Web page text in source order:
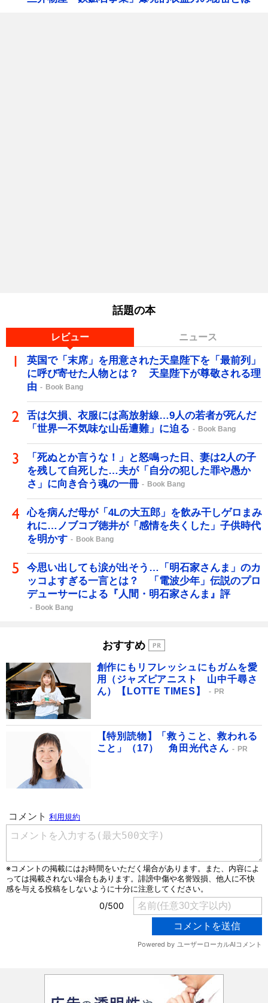
話題の本
レビュー ニュース
英国で「末席」を用意された天皇陛下を「最前列」
に呼び寄せた人物とは？ 天皇陛下が尊敬される理
由
Book Bang
舌は欠損、衣服には高放射線…9人の若者が死んだ
「世界一不気味な山岳遭難」に迫る
Book Bang
「死ぬとか言うな！」と怒鳴った日、妻は2人の子
を残して自死した…夫が「自分の犯した罪や愚か
さ」に向き合う魂の一冊
Book Bang
心を病んだ母が「4Lの大五郎」を飲み干しゲロまみ
れに…ノブコブ徳井が「感情を失くした」子供時代
を明かす
Book Bang
今思い出しても涙が出そう…「明石家さんま」のカ
ッコよすぎる一言とは？ 「電波少年」伝説のプロ
デューサーによる『人間・明石家さんま』評
Book Bang
おすすめ
創作にもリフレッシュにもガムを愛
用（ジャズピアニスト 山中千尋さ
ん）【LOTTE TIMES】
PR
【特別読物】「救うこと、救われる
こと」（17） 角田光代さん
PR